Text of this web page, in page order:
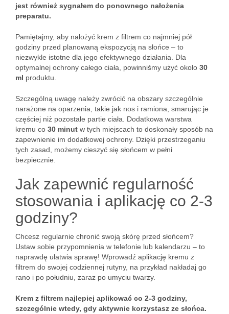
jest również sygnałem do ponownego nałożenia
preparatu.
Pamiętajmy, aby nałożyć krem z filtrem co najmniej pół
godziny przed planowaną ekspozycją na słońce – to
niezwykle istotne dla jego efektywnego działania. Dla
optymalnej ochrony całego ciała, powinniśmy użyć około 30
ml produktu.
Szczególną uwagę należy zwrócić na obszary szczególnie
narażone na oparzenia, takie jak nos i ramiona, smarując je
częściej niż pozostałe partie ciała. Dodatkowa warstwa
kremu co 30 minut w tych miejscach to doskonały sposób na
zapewnienie im dodatkowej ochrony. Dzięki przestrzeganiu
tych zasad, możemy cieszyć się słońcem w pełni
bezpiecznie.
Jak zapewnić regularność
stosowania i aplikację co 2-3
godziny?
Chcesz regularnie chronić swoją skórę przed słońcem?
Ustaw sobie przypomnienia w telefonie lub kalendarzu – to
naprawdę ułatwia sprawę! Wprowadź aplikację kremu z
filtrem do swojej codziennej rutyny, na przykład nakładaj go
rano i po południu, zaraz po umyciu twarzy.
Krem z filtrem najlepiej aplikować co 2-3 godziny,
szczególnie wtedy, gdy aktywnie korzystasz ze słońca.